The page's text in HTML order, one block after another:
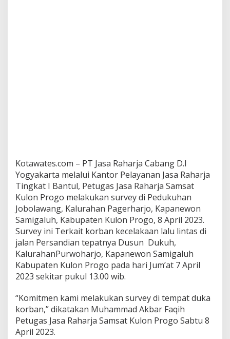
Kotawates.com – PT Jasa Raharja Cabang D.I
Yogyakarta melalui Kantor Pelayanan Jasa Raharja
Tingkat I Bantul, Petugas Jasa Raharja Samsat
Kulon Progo melakukan survey di Pedukuhan
Jobolawang, Kalurahan Pagerharjo, Kapanewon
Samigaluh, Kabupaten Kulon Progo, 8 April 2023.
Survey ini Terkait korban kecelakaan lalu lintas di
jalan Persandian tepatnya Dusun Dukuh,
KalurahanPurwoharjo, Kapanewon Samigaluh
Kabupaten Kulon Progo pada hari Jum’at 7 April
2023 sekitar pukul 13.00 wib.
“Komitmen kami melakukan survey di tempat duka
korban,” dikatakan Muhammad Akbar Faqih
Petugas Jasa Raharja Samsat Kulon Progo Sabtu 8
April 2023.